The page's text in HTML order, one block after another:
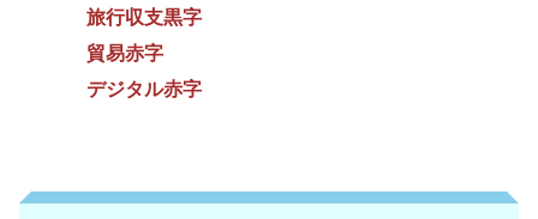
旅行収支黒字
貿易赤字
デジタル赤字